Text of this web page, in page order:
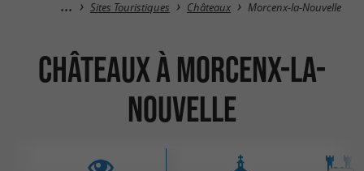
Sites Touristiques Châteaux Morcenx-la-Nouvelle
Châteaux à Morcenx-la-
Nouvelle